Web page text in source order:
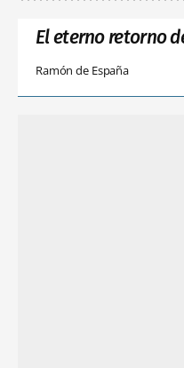
El eterno retorno
Ramón de España